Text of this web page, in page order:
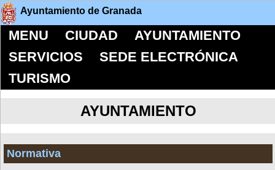
Ayuntamiento de Granada
MENU CIUDAD
AYUNTAMIENTO
SERVICIOS
SEDE ELECTRÓNICA
TURISMO
AYUNTAMIENTO
Normativa